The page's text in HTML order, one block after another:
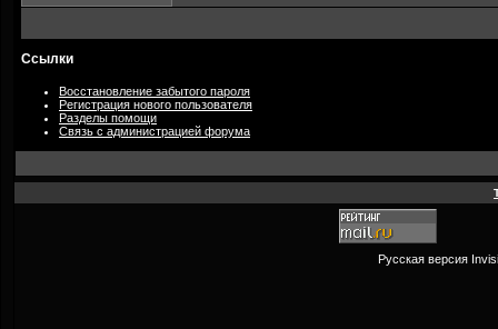
Ссылки
Восстановление забытого пароля
Регистрация нового пользователя
Разделы помощи
Связь с администрацией форума
Русская версия